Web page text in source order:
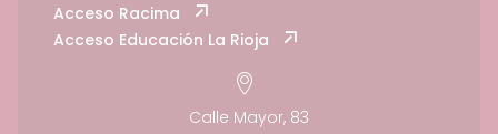
Acceso Racima
Acceso Educación La Rioja
Calle Mayor, 83